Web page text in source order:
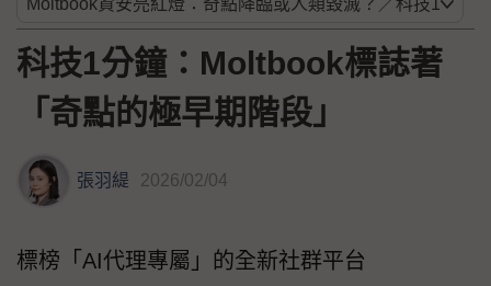
科技1分鐘：Moltbook標誌著
「奇點的極早期階段」
張羽緹 2026/02/04
標榜「AI代理專屬」的全新社群平台